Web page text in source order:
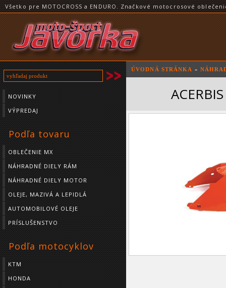
Všetko pre MOTOCROSS a ENDURO. Značkové motocrosové
NOVINKY
VÝPREDAJ
Podľa tovaru
OBLEČENIE MX
NÁHRADNÉ DIELY RÁM
NÁHRADNÉ DIELY MOTOR
OLEJE, MAZIVÁ A LEPIDLÁ
AUTOMOBILOVÉ OLEJE
PRÍSLUŠENSTVO
Podľa motocyklov
KTM
HONDA
ÚVODNÁ STRÁNKA »